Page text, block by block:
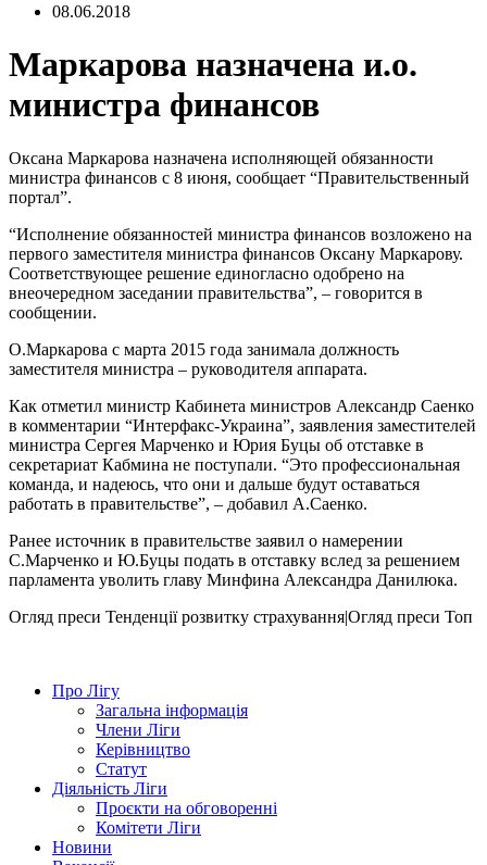
08.06.2018
Маркарова назначена и.о.
министра финансов
Оксана Маркарова назначена исполняющей обязанности
министра финансов с 8 июня, сообщает “Правительственный
портал”.
“Исполнение обязанностей министра финансов возложено на
первого заместителя министра финансов Оксану Маркарову.
Соответствующее решение единогласно одобрено на
внеочередном заседании правительства”, – говорится в
сообщении.
О.Маркарова с марта 2015 года занимала должность
заместителя министра – руководителя аппарата.
Как отметил министр Кабинета министров Александр Саенко
в комментарии “Интерфакс-Украина”, заявления заместителей
министра Сергея Марченко и Юрия Буцы об отставке в
секретариат Кабмина не поступали. “Это профессиональная
команда, и надеюсь, что они и дальше будут оставаться
работать в правительстве”, – добавил А.Саенко.
Ранее источник в правительстве заявил о намерении
С.Марченко и Ю.Буцы подать в отставку вслед за решением
парламента уволить главу Минфина Александра Данилюка.
Огляд преси Тенденції розвитку страхування|Огляд преси Топ
Про Лігу
Загальна інформація
Члени Ліги
Керівництво
Статут
Діяльність Ліги
Проєкти на обговоренні
Комітети Ліги
Новини